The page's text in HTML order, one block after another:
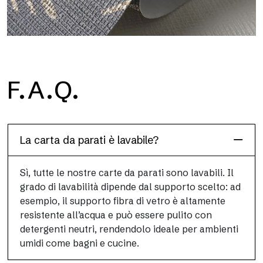
Roll
Grafiche continue stampate in digitale, sviluppate in rotoli per
F.A.Q.
La carta da parati è lavabile?
Sì, tutte le nostre carte da parati sono lavabili. Il
grado di lavabilità dipende dal supporto scelto: ad
esempio, il supporto fibra di vetro è altamente
resistente all’acqua e può essere pulito con
detergenti neutri, rendendolo ideale per ambienti
umidi come bagni e cucine.